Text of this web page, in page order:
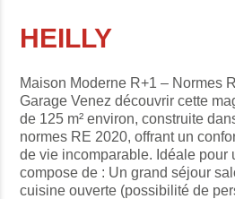
HEILLY
Maison Moderne R+1 – Normes
Garage Venez découvrir cette
de 125 m² environ, construite
normes RE 2020, offrant un
de vie incomparable. Idéale pour
compose de : Un grand séjour
cuisine ouverte (possibilité de